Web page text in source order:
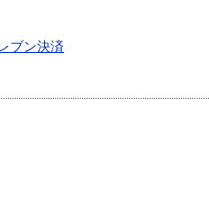
ブン決済